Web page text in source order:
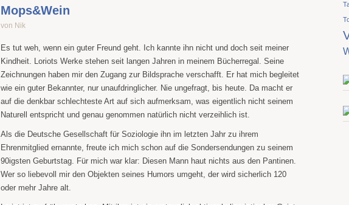
Mops&Wein
von Nik
Es tut weh, wenn ein guter Freund geht. Ich kannte ihn nicht und doch seit meiner
Kindheit. Loriots Werke stehen seit langen Jahren in meinem Bücherregal. Seine
Zeichnungen haben mir den Zugang zur Bildsprache verschafft. Er hat mich begleitet
wie ein guter Bekannter, nur unaufdringlicher. Nie ungefragt, bis heute. Da macht er
auf die denkbar schlechteste Art auf sich aufmerksam, was eigentlich nicht seinem
Naturell entspricht und genau genommen natürlich nicht verzeihlich ist.
Als die Deutsche Gesellschaft für Soziologie ihn im letzten Jahr zu ihrem
Ehrenmitglied ernannte, freute ich mich schon auf die Sondersendungen zu seinem
90igsten Geburtstag. Für mich war klar: Diesen Mann haut nichts aus den Pantinen.
Wer so liebevoll mir den Objekten seines Humors umgeht, der wird sicherlich 120
oder mehr Jahre alt.